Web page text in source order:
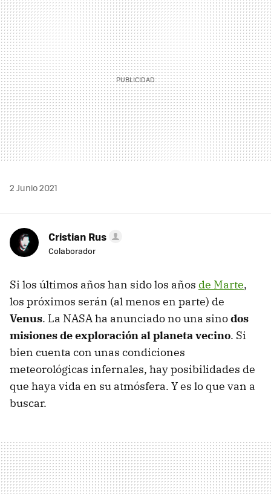
MAIL
2 Junio 2021
Cristian Rus
Colaborador
Si los últimos años han sido los años de Marte,
los próximos serán (al menos en parte) de
Venus. La NASA ha anunciado no una sinodos
misiones de exploración al planeta vecino. Si
bien cuenta con unas condiciones
meteorológicas infernales, hay posibilidades de
que haya vida en su atmósfera. Y es lo que van a
buscar.